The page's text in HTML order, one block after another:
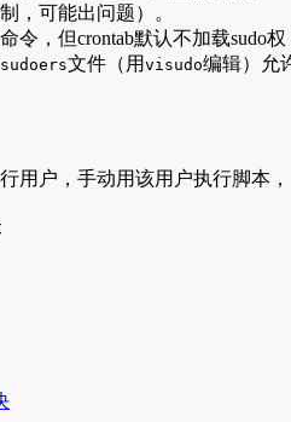
，可能出问题）。
令，但crontab默认不加载sudo权
sudoers文件（用 visudo编辑）允
用户，手动用该用户执行脚本，